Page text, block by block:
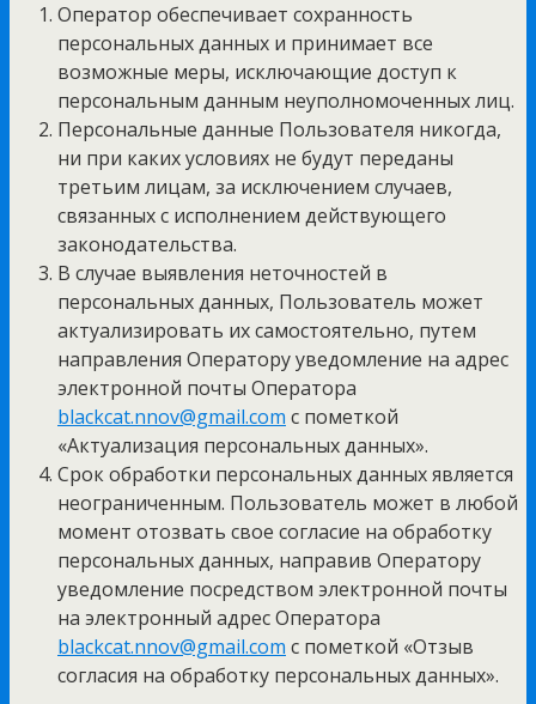
Оператор обеспечивает сохранность
персональных данных и принимает все
возможные меры, исключающие доступ к
персональным данным неуполномоченных лиц.
Персональные данные Пользователя никогда,
ни при каких условиях не будут переданы
третьим лицам, за исключением случаев,
связанных с исполнением действующего
законодательства.
В случае выявления неточностей в
персональных данных, Пользователь может
актуализировать их самостоятельно, путем
направления Оператору уведомление на адрес
электронной почты Оператора
blackcat.nnov@gmail.com с пометкой
«Актуализация персональных данных».
Срок обработки персональных данных является
неограниченным. Пользователь может в любой
момент отозвать свое согласие на обработку
персональных данных, направив Оператору
уведомление посредством электронной почты
на электронный адрес Оператора
blackcat.nnov@gmail.com с пометкой «Отзыв
согласия на обработку персональных данных».